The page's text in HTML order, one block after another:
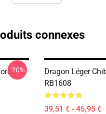
connexes
-20%
Dragon Léger
RB1608
39,51 € - 45,95 €